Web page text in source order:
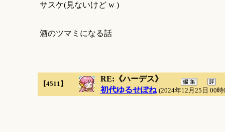
サスケ(見ないけど w )
酒のツマミになる話
【4511】
RE:《ハーデス》
初代ゆるせぽね (2024年12月25日 00時